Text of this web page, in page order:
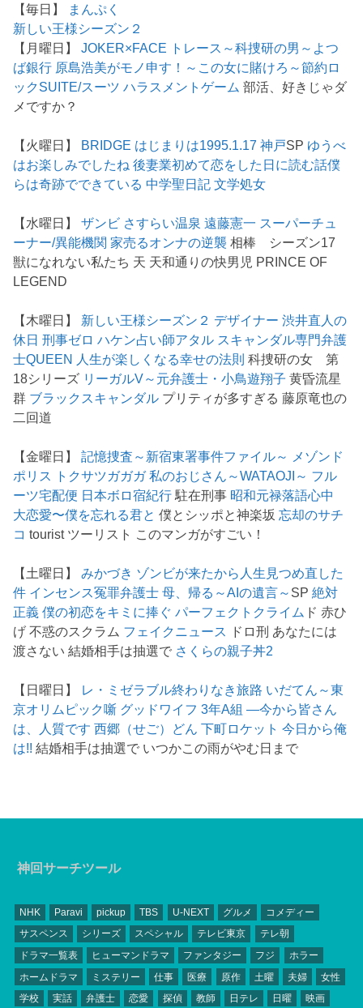
【毎日】
まんぷく
新しい王様シーズン２
【月曜日】JOKER×FACE トレース～科捜研の男～ よつ
ば銀行 原島浩美がモノ申す！～この女に賭けろ～節約ロ
ック SUITE/スーツ ハラスメントゲーム 部活、好きじゃダ
メですか？
【火曜日】 BRIDGE はじまりは1995.1.17 神戸SP ゆうべ
はお楽しみでしたね 後妻業初めて恋をした日に読む話僕
らは奇跡でできている 中学聖日記 文学処女
【水曜日】ザンビ さすらい温泉 遠藤憲一 スーパーチュ
ーナー/異能機関 家売るオンナの逆襲 相棒 シーズン17
獣になれない私たち 天 天和通りの快男児 PRINCE OF
LEGEND
【木曜日】 新しい王様シーズン２ デザイナー 渋井直人の
休日 刑事ゼロ ハケン占い師アタル スキャンダル専門弁護
士QUEEN 人生が楽しくなる幸せの法則 科捜研の女 第
18シリーズ リーガルV～元弁護士・小鳥遊翔子 黄昏流星
群 ブラックスキャンダル プリティが多すぎる 藤原竜也の
二回道
【金曜日】記憶捜査～新宿東署事件ファイル～
メゾンド
ポリス
トクサツガガガ 私のおじさん～WATAOJI～ フル
ーツ宅配便 日本ボロ宿紀行 駐在刑事 昭和元禄落語心中
大恋愛〜僕を忘れる君と 僕とシッポと神楽坂忘却のサチ
コ tourist ツーリスト このマンガがすごい！
【土曜日】みかづき ゾンビが来たから人生見つめ直した
件 インセンス冤罪弁護士 母、帰る～AIの遺言～ SP絶対
正義 僕の初恋をキミに捧ぐ パーフェクトクライム ド 赤ひ
げ 不惑のスクラム フェイクニュース
ドロ刑 あなたには
渡さない 結婚相手は抽選で さくらの親子丼2
【日曜日】 レ・ミゼラブル終わりなき旅路 いだてん～東
京オリムピック噺 グッドワイフ 3年A組 ―今から皆さん
は、人質です 西郷（せご）どん 下町ロケット 今日から俺
は!! 結婚相手は抽選で いつかこの雨がやむ日まで
神回サーチツール
NHK Paravi pickup TBS U-NEXT グルメ
コメディー
サスペンス
シリーズ スペシャル テレビ東京
テレ朝
ドラマ一覧表
ヒューマンドラマ ファンタジー フジ
ホラー
ホームドラマ
ミステリー 仕事 医療 原作 土曜 夫婦
女性
学校
実話 弁護士 恋愛 探偵 教師 日テレ 日曜 映画